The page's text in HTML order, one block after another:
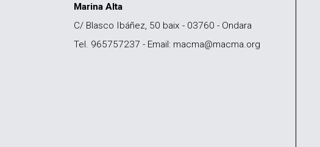
Marina Alta
C/ Blasco Ibáñez, 50 baix - 03760 - Ondara
Tel. 965757237 - Email: macma@macma.org